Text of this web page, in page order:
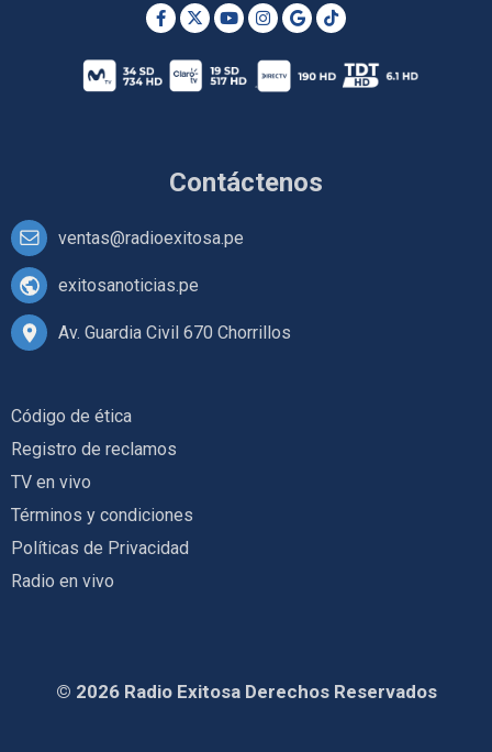
Contáctenos
ventas@radioexitosa.pe
exitosanoticias.pe
Av. Guardia Civil 670 Chorrillos
Código de ética
Registro de reclamos
TV en vivo
Términos y condiciones
Políticas de Privacidad
Radio en vivo
© 2026 Radio Exitosa Derechos Reservados